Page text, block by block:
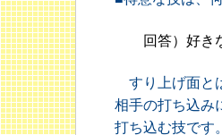
回答）好きな
すり上げ面と
相手の打ち込み
打ち込む技です